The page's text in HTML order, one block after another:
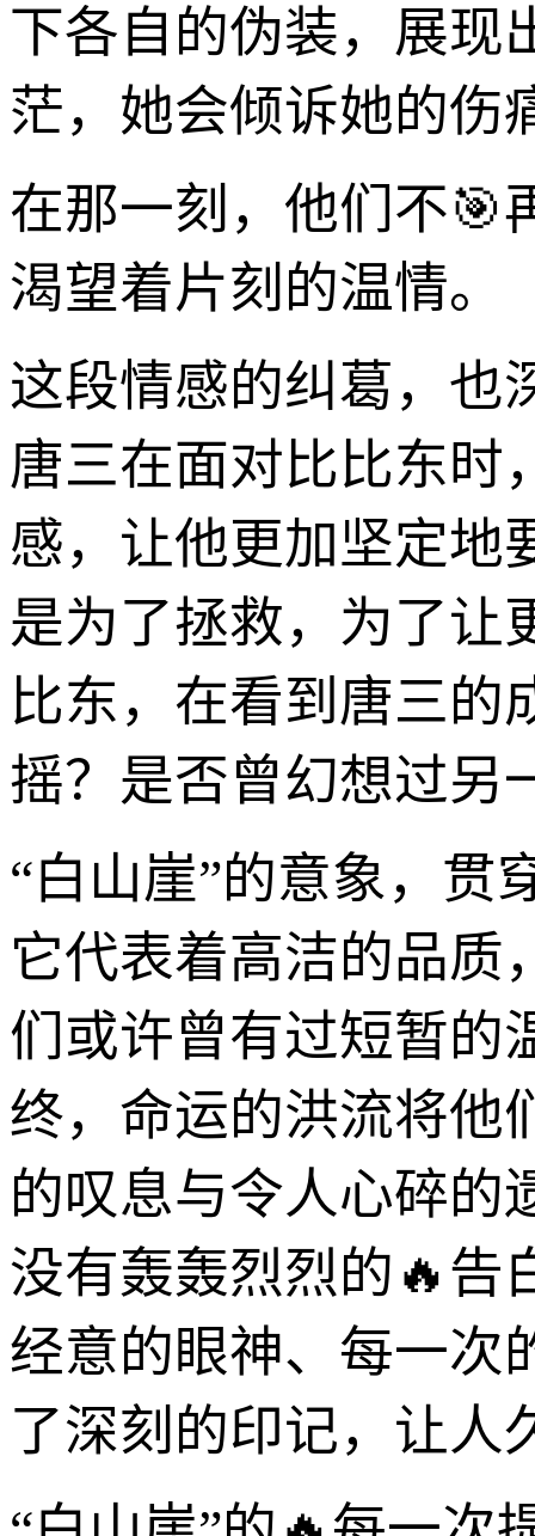
下各自的伪装，展现
茫，她会倾诉她的伤
在那一刻，他们不🎯
渴望着片刻的温情。
这段情感的纠葛，也
唐三在面对比比东时
感，让他更加坚定地
是为了拯救，为了让
比东，在看到唐三的
摇？是否曾幻想过另
“白山崖”的意象，贯
它代表着高洁的品质
们或许曾有过短暂的
终，命运的洪流将他
的叹息与令人心碎的
没有轰轰烈烈的🔥告
经意的眼神、每一次
了深刻的印记，让人